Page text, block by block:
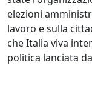
elezioni
lavoro e sulla
che Italia viva
politica lanciata